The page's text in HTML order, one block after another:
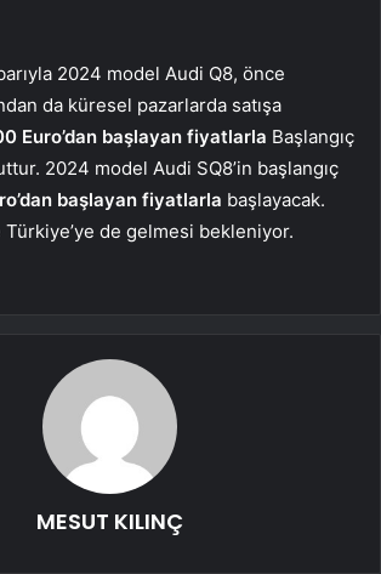
2024 model Audi Q8, önce
da küresel pazarlarda satışa
Euro’dan başlayan fiyatlarla Başlangıç ​​
2024 model Audi SQ8’in başlangıç
başlayan fiyatlarla başlayacak.
Türkiye’ye de gelmesi bekleniyor.
MESUT KILINÇ